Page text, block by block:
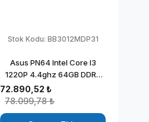
Stok Kodu: BB3012MDP31
Asus PN64 Intel Core I3
1220P 4.4ghz 64GB DDR5
256GB SSD Intel UHD
Graphics Windows 11 Pro
72.890,52 ₺
78.099,78 ₺